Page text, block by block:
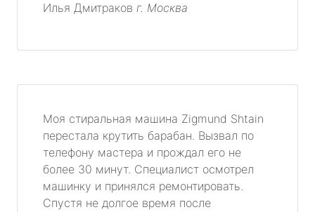
Илья Дмитраков г. Москва
Моя стиральная машина Zigmund Shtain
перестала крутить барабан. Вызвал по
телефону мастера и прождал его не
более 30 минут. Специалист осмотрел
машинку и принялся ремонтировать.
Спустя не долгое время после